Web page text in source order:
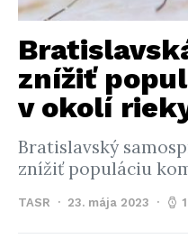
znížiť
v okolí
Bratislavský
znížiť populáciu
TASR 23. mája 2023